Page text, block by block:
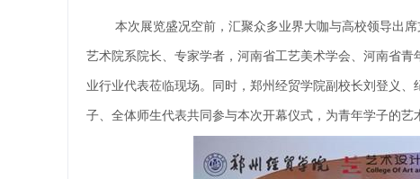
本次展览盛况空前，汇聚众多业界大咖与高校领导出
艺术院系院长、专家学者，河南省工艺美术学会、河南省
业行业代表莅临现场。同时，郑州经贸学院副校长刘登义
子、全体师生代表共同参与本次开幕仪式，为青年学子的艺